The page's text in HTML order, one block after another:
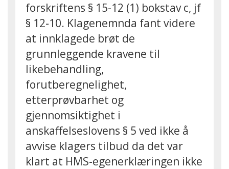
forskriftens § 15-12 (1) bokstav c, jf
§ 12-10. Klagenemnda fant videre
at innklagede brøt de
grunnleggende kravene til
likebehandling,
forutberegnelighet,
etterprøvbarhet og
gjennomsiktighet i
anskaffelseslovens § 5 ved ikke å
avvise klagers tilbud da det var
klart at HMS-egenerklæringen ikke